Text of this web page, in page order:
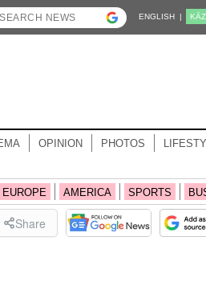
ENGLISH |
OPINION PHOTOS
EUROPE AMERICA SPORTS
Share